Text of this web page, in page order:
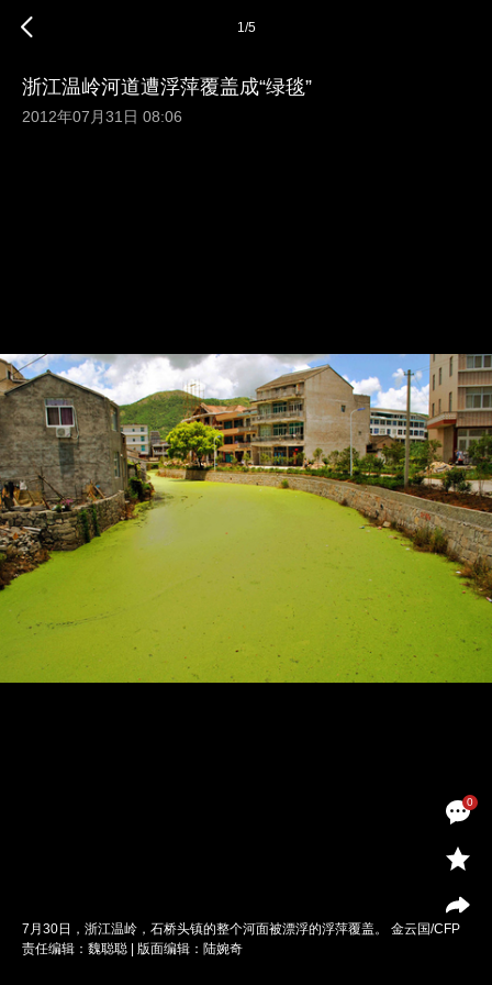
0
1/5
浙江温岭河道遭浮萍覆盖成“绿毯”
2012年07月31日 08:06
7月30日，浙江温岭，石桥头镇的整个河面被漂浮的浮萍覆盖。 金云国/CFP
责任编辑：魏聪聪 | 版面编辑：陆婉奇